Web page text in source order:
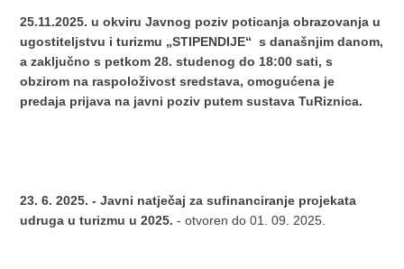
25.11.2025. u okviru Javnog poziv poticanja obrazovanja u
ugostiteljstvu i turizmu „STIPENDIJE“ s današnjim danom,
a zaključno s petkom 28. studenog do 18:00 sati, s
obzirom na raspoloživost sredstava, omogućena je
predaja prijava na javni poziv putem sustava TuRiznica.
23. 6. 2025. - Javni natječaj za sufinanciranje projekata
udruga u turizmu u 2025. - otvoren do 01. 09. 2025.